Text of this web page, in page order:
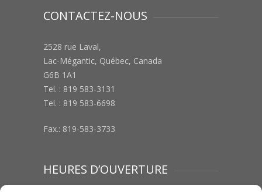
CONTACTEZ-NOUS
2528 rue Laval,
Lac-Mégantic, Québec, Canada
G6B 1A1
Tel. : 819 583-3131
Tel. : 819 583-6698
Fax.: 819-583-3733
HEURES D’OUVERTURE